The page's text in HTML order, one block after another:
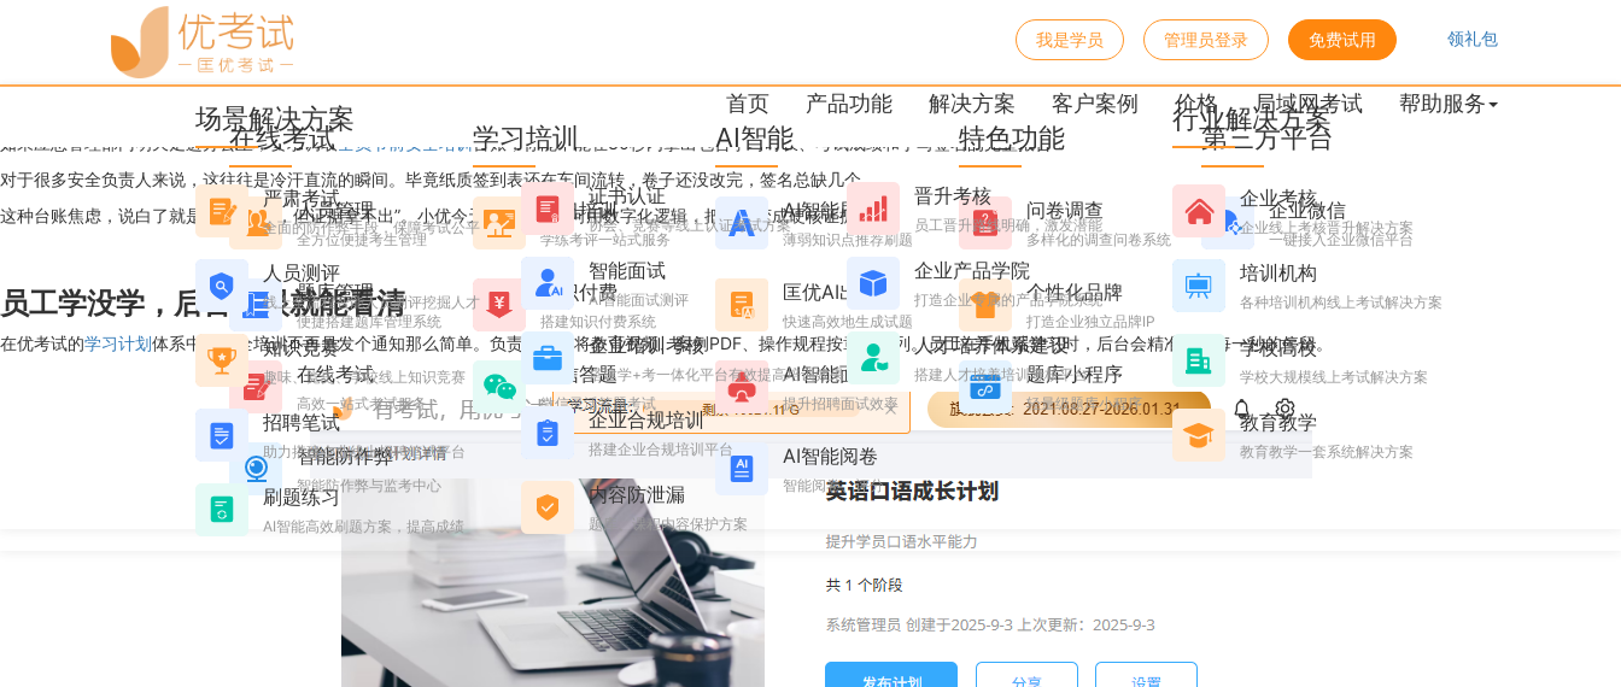
我是学员 管理员登录 免费试用 领礼包
首页
在线考试
人员管理
全方位便捷考生管理
题库管理
便捷搭建题库管理系统
在线考试
高效一站式考试服务
智能防作弊
智能防作弊与监考中心
学习培训
学习培训
学练考评一站式服务
知识付费
搭建知识付费系统
微信答题
微信灵活答题考试
AI智能
AI智能刷题
薄弱知识点推荐刷题
匡优AI出题
快速高效地生成试题
AI智能面试
提升招聘面试效率
AI智能阅卷
智能阅卷、评分
特色功能
问卷调查
多样化的调查问卷系统
个性化品牌
打造企业独立品牌IP
题库小程序
轻量级题库小程序
第三方平台
企业微信
一键接入企业微信平台
产品功能
场景解决方案
严肃考试
全面的防作弊手段，保障考试公平
人员测评
线上全流程智能人员测评挖掘人才
知识竞赛
趣味、党史、学校线上知识竞赛
招聘笔试
助力搭建企业线上招聘笔试平台
刷题练习
AI智能高效刷题方案，提高成绩
证书认证
协会、竞赛等线上认证考试方案
智能面试
AI智能面试测评
企业培训考核
搭建学+考一体化平台有效提高培训效果
企业合规培训
搭建企业合规培训平台
内容防泄漏
题库、课程内容保护方案
晋升考核
员工晋升路线明确，激发潜能
企业产品学院
打造企业专属的产品学院系统
人才培养体系建设
搭建人才培养培训考核平台
行业解决方案
企业考核
企业线上考核晋升解决方案
培训机构
各种培训机构线上考试解决方案
学校高校
学校大规模线上考试解决方案
教育教学
教育教学一套系统解决方案
解决方案 客户案例 价格 局域网考试 帮助服务
节前安全培训台账整理到凌晨？这套数字化培训方案让安全人准点下班
2026年2月10日 星期二 11:06 阅读 1412
如果应急管理部门明天走进办公室，要求调取 全员节前安全培训台账，你能不能在30秒内拿出包含学习时长、考试成绩和手写签名的完整报告？
对于很多安全负责人来说，这往往是冷汗直流的瞬间。毕竟纸质签到表还在车间流转，卷子还没改完，签名总缺几个。
这种台账焦虑，说白了就是“活儿干了，但证据拿不出”。小优今天就来聊聊如何用数字化逻辑，把培训变成硬核证据链。
员工学没学，后台一眼就能看清
在优考试的学习计划体系中，安全培训不再是发个通知那么简单。负责人可以将教育视频、案例PDF、操作规程按章节排列。员工在手机端学习时，后台会精准记录每一秒的停留。